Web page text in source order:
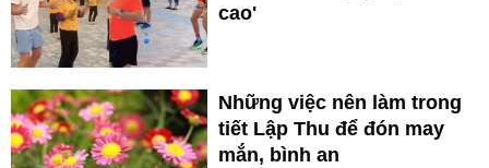
cao'
Những việc nên làm trong
tiết Lập Thu để đón may
mắn, bình an